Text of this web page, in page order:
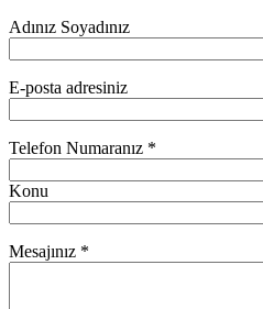
Adınız Soyadınız
E-posta adresiniz
Telefon Numaranız *
Konu
Mesajınız *